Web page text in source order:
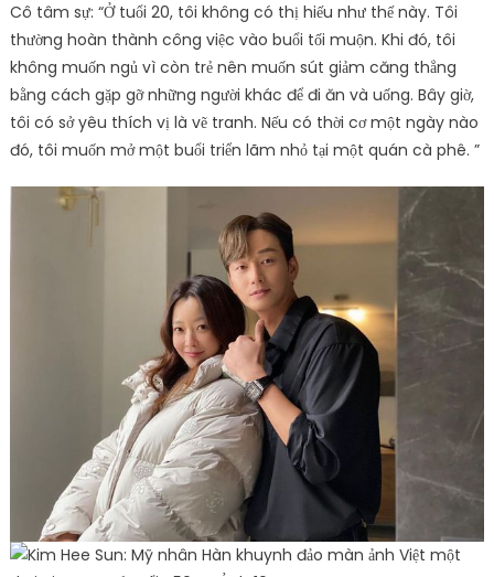
Cô tâm sự: “Ở tuổi 20, tôi không có thị hiếu như thế này. Tôi
thường hoàn thành công việc vào buổi tối muộn. Khi đó, tôi
không muốn ngủ vì còn trẻ nên muốn sút giảm căng thẳng
bằng cách gặp gỡ những người khác để đi ăn và uống. Bây giờ,
tôi có sở yêu thích vị là vẽ tranh. Nếu có thời cơ một ngày nào
đó, tôi muốn mở một buổi triển lãm nhỏ tại một quán cà phê. ”